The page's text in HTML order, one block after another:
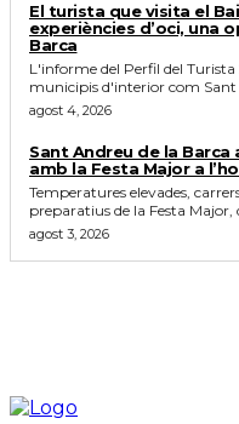
El turista que visita el
experiències d’oci, una
Barca
L'informe del Perfil del
municipis d'interior com Sant
agost 4, 2026
Sant Andreu de la
amb la Festa Major a
Temperatures elevades,
preparatius de la Festa
agost 3, 2026